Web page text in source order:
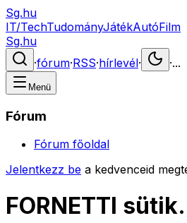
Sg.hu
IT/TechTudományJátékAutóFilm
Sg.hu
·fórum·RSS·hírlevél· ·...
Menü
Fórum
Fórum főoldal
Jelentkezz be a kedvenceid
FORNETTI